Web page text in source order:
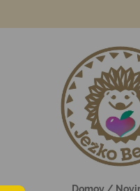
Domov /